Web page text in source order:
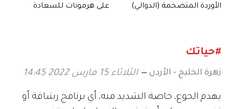
الأوردة المتضخمة (الدوالي)
على هرمونات للسعادة
#حياتك
زهرة الخليج - الأردن الثلاثاء 15 مارس 2022 14:45
يهدم الجوع، خاصة الشديد منه، أي برنامج رشاقة أو